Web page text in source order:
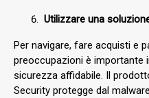
Utilizzare una
Per navigare, fare acquisti e
preoccupazioni è importante
sicurezza affidabile. Il
Security protegge dal